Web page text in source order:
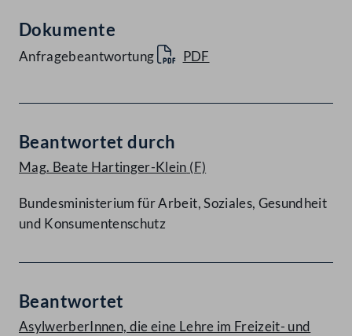
Dokumente
Anfragebeantwortung PDF
Beantwortet durch
Mag. Beate Hartinger-Klein (F)
Bundesministerium für Arbeit, Soziales, Gesundheit
und Konsumentenschutz
Beantwortet
AsylwerberInnen, die eine Lehre im Freizeit- und